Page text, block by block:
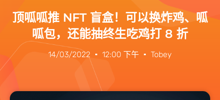
顶呱呱推 NFT 盲盒！可以换炸鸡、呱
呱包，还能抽终生吃鸡打 8 折
14/03/2022 12:00 下午 Tobey